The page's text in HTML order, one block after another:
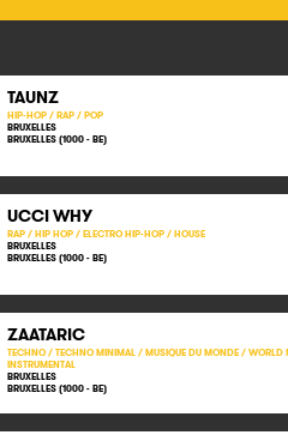
TAUNZ
HIP-HOP / RAP / POP
BRUXELLES
BRUXELLES (1000 - BE)
UCCI WHY
RAP / HIP HOP / ELECTRO HIP-HOP / HOUSE
BRUXELLES
BRUXELLES (1000 - BE)
ZAATARIC
TECHNO / TECHNO MINIMAL / MUSIQUE DU MONDE /
INSTRUMENTAL
BRUXELLES
BRUXELLES (1000 - BE)